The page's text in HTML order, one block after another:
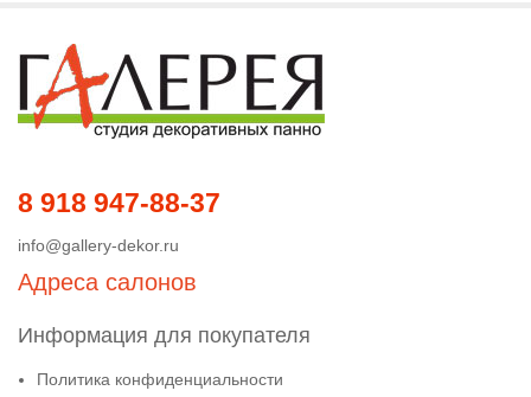
8 918 947-88-37
info@gallery-dekor.ru
Адреса салонов
Информация для покупателя
Политика конфиденциальности